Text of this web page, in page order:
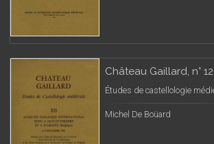
Château Gaillard, n° 12
Études de castellologie
Michel De Boüard